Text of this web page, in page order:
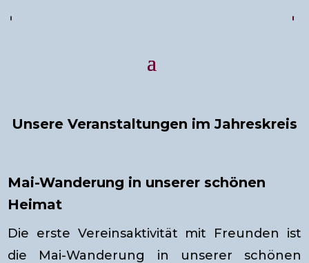
Unsere Veranstaltungen im Jahreskreis
Mai-Wanderung in unserer schönen
Heimat
Die erste Vereinsaktivität mit Freunden ist
die Mai-Wanderung in unserer schönen